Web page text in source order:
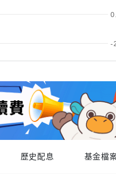
-
歷史配息 基金檔